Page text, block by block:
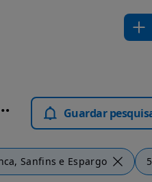
Sanfins e Espargo - Carros Guardar
Sanfins e Espargo